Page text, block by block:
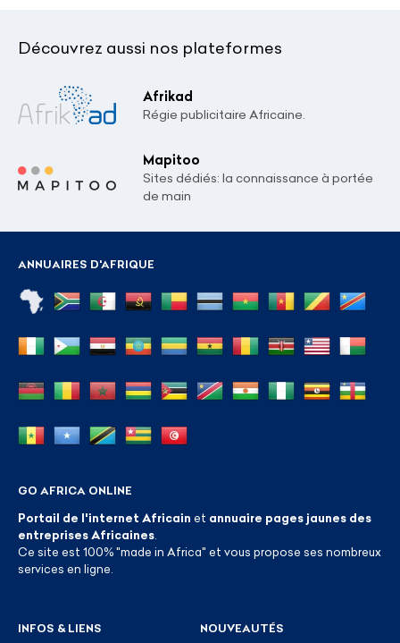
Découvrez aussi nos plateformes
Afrikad
Régie publicitaire Africaine.
Mapitoo
Sites dédiés: la connaissance à portée
de main
ANNUAIRES D'AFRIQUE
GO AFRICA ONLINE
Portail de l'internet Africain et annuaire pages jaunes des
entreprises Africaines.
Ce site est 100% "made in Africa" et vous propose ses nombreux
services en ligne.
INFOS & LIENS NOUVEAUTÉS